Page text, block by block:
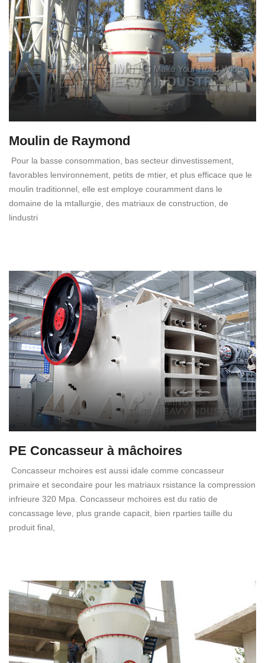
Moulin de Raymond
Pour la basse consommation, bas secteur dinvestissement,
favorables lenvironnement, petits de mtier, et plus efficace que le
moulin traditionnel, elle est employe couramment dans le
domaine de la mtallurgie, des matriaux de construction, de
lindustri
PE Concasseur à mâchoires
Concasseur mchoires est aussi idale comme concasseur
primaire et secondaire pour les matriaux rsistance la compression
infrieure 320 Mpa. Concasseur mchoires est du ratio de
concassage leve, plus grande capacit, bien rparties taille du
produit final,